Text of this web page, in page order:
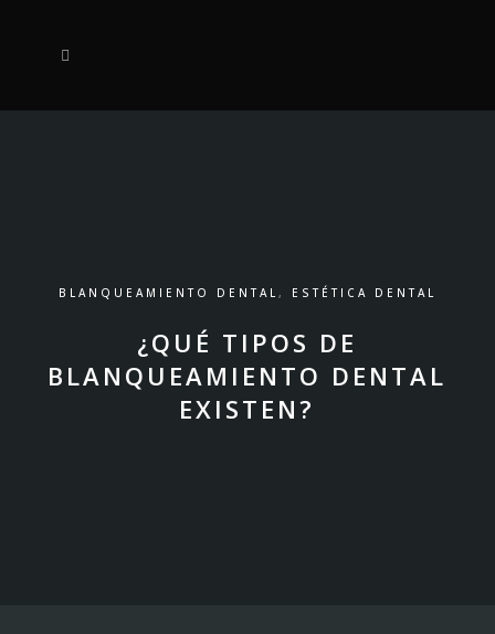
BLANQUEAMIENTO DENTAL , ESTÉTICA DENTAL
¿QUÉ TIPOS DE
BLANQUEAMIENTO DENTAL
EXISTEN?